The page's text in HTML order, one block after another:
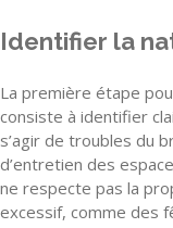
Identifier la
La première étape
consiste à identifier
s’agir de troubles du
d’entretien des
ne respecte pas la
excessif, comme des